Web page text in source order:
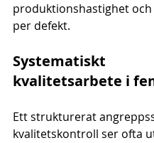
produktionshastighet
per defekt.
Systematiskt
kvalitetsarbete i
Ett strukturerat
kvalitetskontroll ser ofta